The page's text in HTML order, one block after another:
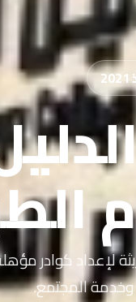
لإعداد كوادر
وخدمة المجتمع.